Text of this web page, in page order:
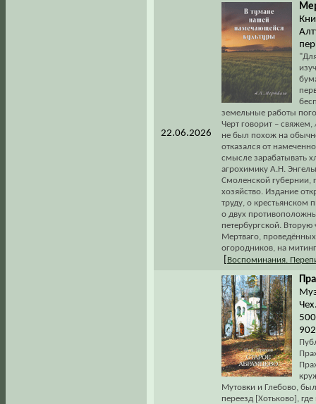
22.06.2026
земельные работы
Черт говорит –
не был похож на
отказался от
смысле зарабатывать
агрохимику А.Н.
Смоленской губернии,
хозяйство. Издание
труду, о крестьянском
о двух
петербургской.
Мертваго,
огородников, на
Воспоминания.
Мутовки и Глебово,
переезд [Хотьково],